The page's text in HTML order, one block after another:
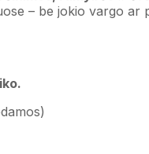
– be jokio vargo ar